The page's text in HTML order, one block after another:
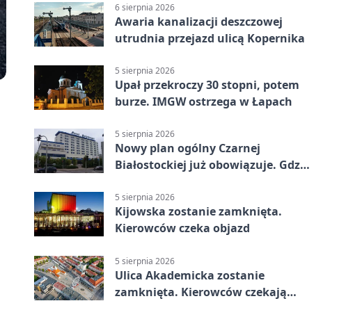
6 sierpnia 2026
Awaria kanalizacji deszczowej
utrudnia przejazd ulicą Kopernika
5 sierpnia 2026
Upał przekroczy 30 stopni, potem
burze. IMGW ostrzega w Łapach
5 sierpnia 2026
Nowy plan ogólny Czarnej
Białostockiej już obowiązuje. Gdzie
5 sierpnia 2026
Kijowska zostanie zamknięta.
Kierowców czeka objazd
5 sierpnia 2026
Ulica Akademicka zostanie
zamknięta. Kierowców czekają